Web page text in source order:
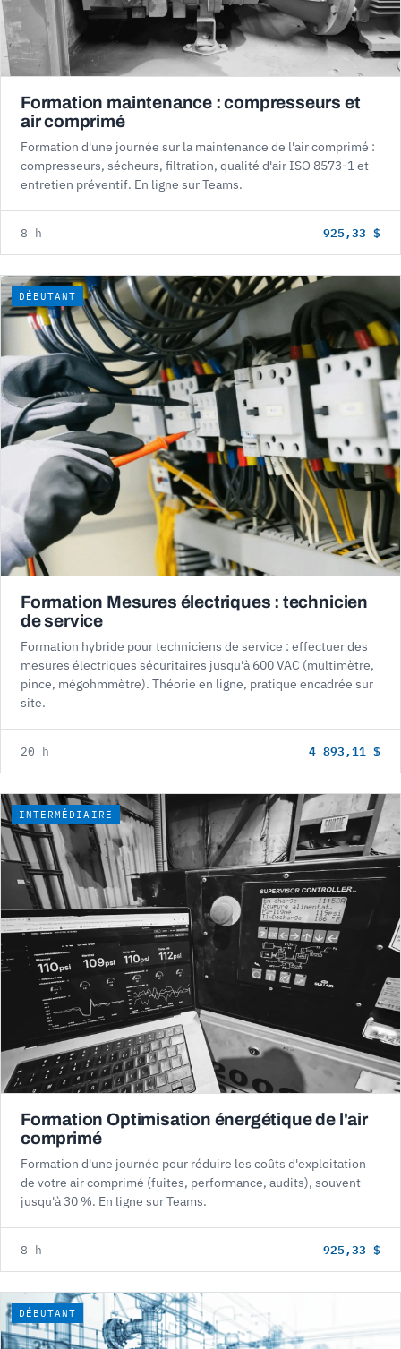
Formation maintenance : compresseurs et
air comprimé
Formation d'une journée sur la maintenance de l'air comprimé :
compresseurs, sécheurs, filtration, qualité d'air ISO 8573-1 et
entretien préventif. En ligne sur Teams.
8 h 925,33 $
DÉBUTANT
Formation Mesures électriques : technicien
de service
Formation hybride pour techniciens de service : effectuer des
mesures électriques sécuritaires jusqu'à 600 VAC (multimètre,
pince, mégohmmètre). Théorie en ligne, pratique encadrée sur
site.
20 h 4 893,11 $
INTERMÉDIAIRE
Formation Optimisation énergétique de l'air
comprimé
Formation d'une journée pour réduire les coûts d'exploitation
de votre air comprimé (fuites, performance, audits), souvent
jusqu'à 30 %. En ligne sur Teams.
8 h 925,33 $
DÉBUTANT